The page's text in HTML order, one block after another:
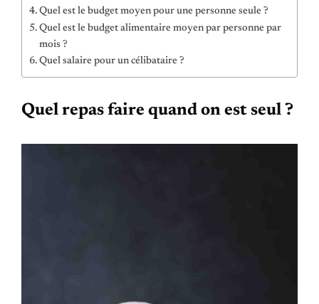
Quel est le budget moyen pour une personne seule ?
Quel est le budget alimentaire moyen par personne par
mois ?
Quel salaire pour un célibataire ?
Quel repas faire quand on est seul ?